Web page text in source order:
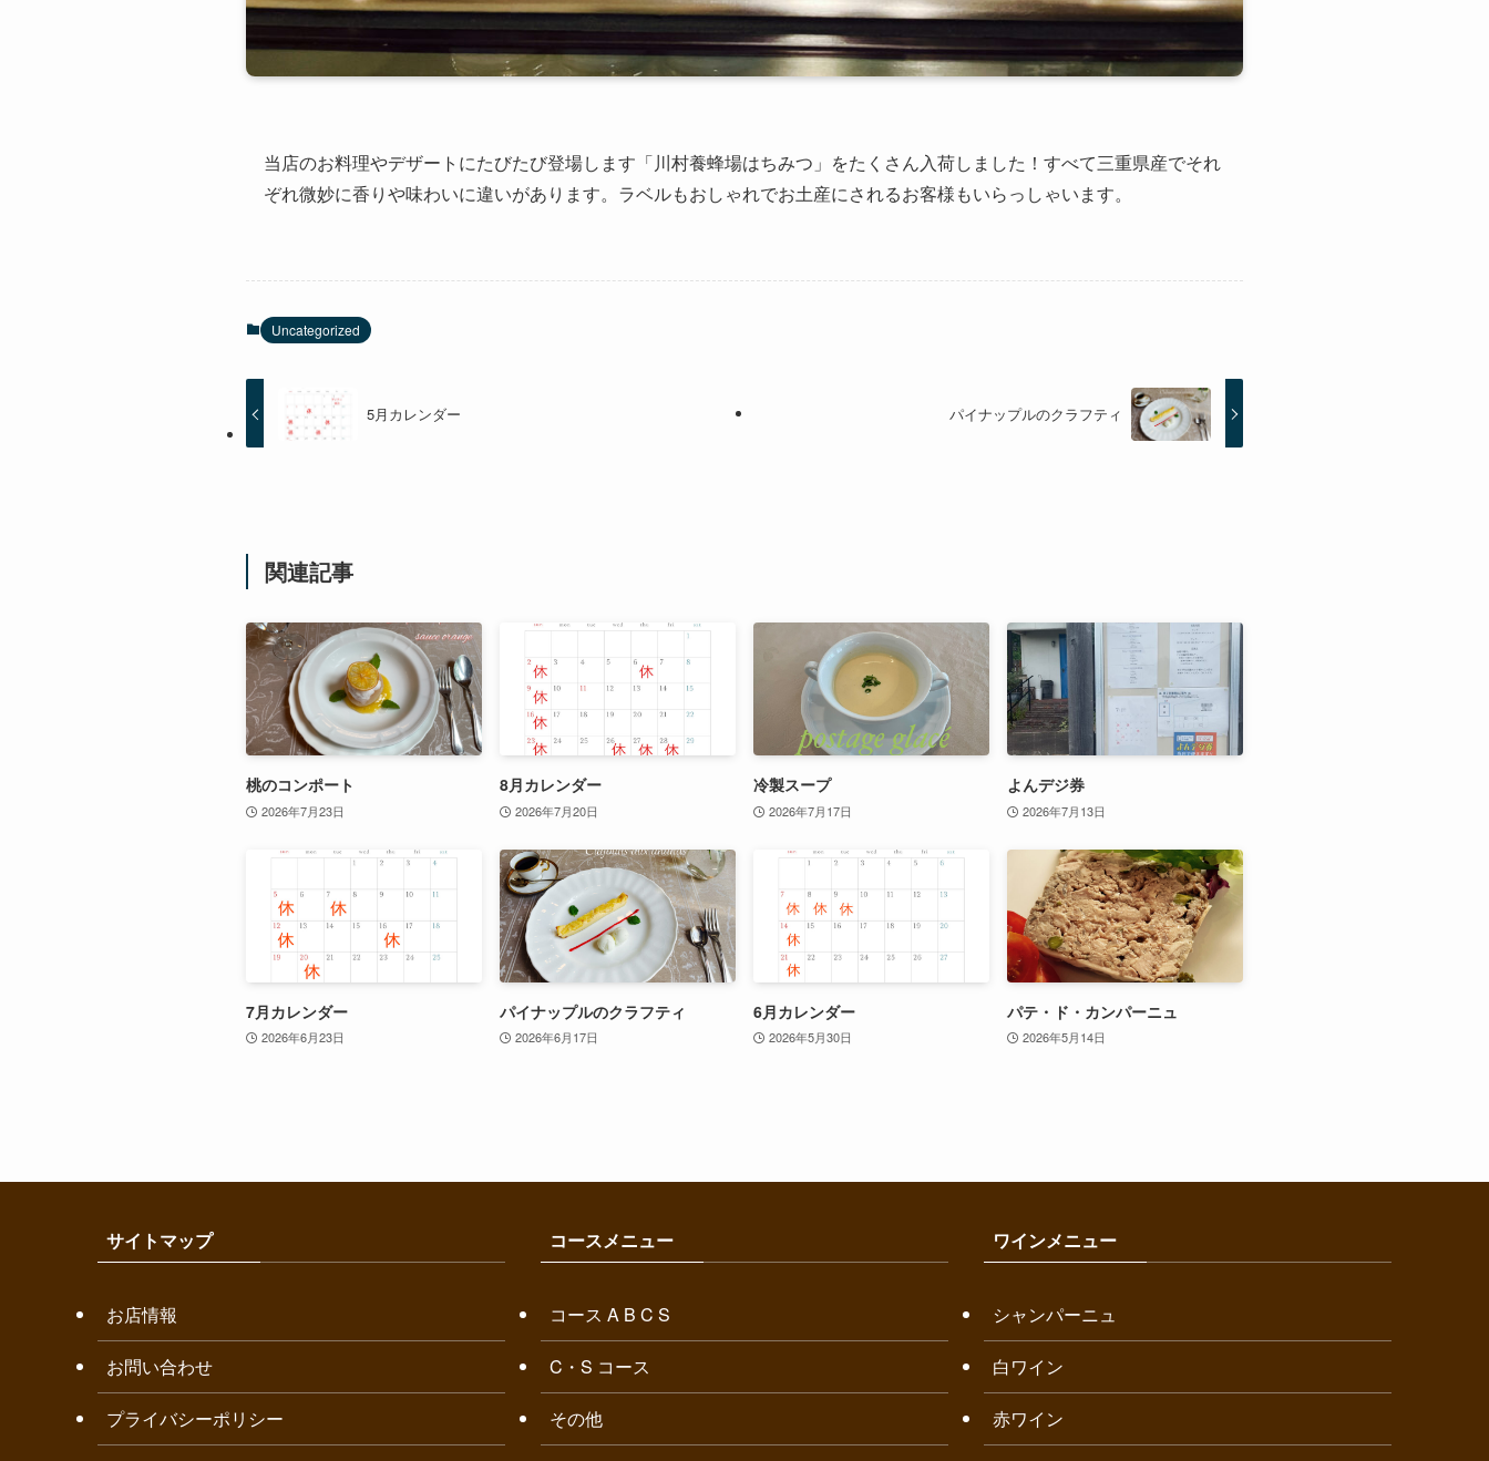
当店のお料理やデザートにたびたび登場します「川村養蜂場はちみつ」をたくさん入荷しました！すべて三重県産でそれ
ぞれ微妙に香りや味わいに違いがあります。ラベルもおしゃれでお土産にされるお客様もいらっしゃいます。
Uncategorized
5月カレンダー パイナップルのクラフティ
関連記事
桃のコンポート
2026年7月23日
8月カレンダー
2026年7月20日
冷製スープ
2026年7月17日
よんデジ券
2026年7月13日
7月カレンダー
2026年6月23日
パイナップルのクラフティ
2026年6月17日
6月カレンダー
2026年5月30日
パテ・ド・カンパーニュ
2026年5月14日
サイトマップ
お店情報
お問い合わせ
プライバシーポリシー
コースメニュー
コース A B C S
C・S コース
その他
ワインメニュー
シャンパーニュ
白ワイン
赤ワイン